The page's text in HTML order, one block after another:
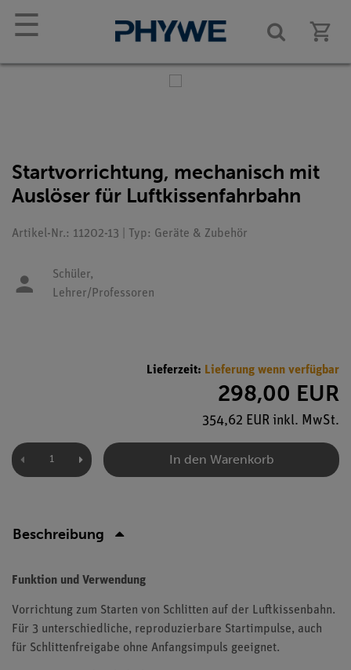
☰
Startvorrichtung, mechanisch mit
Auslöser für Luftkissenfahrbahn
Artikel-Nr.: 11202-13 | Typ: Geräte & Zubehör
Schüler,
Lehrer/Professoren
Lieferzeit: Lieferung wenn verfügbar
298,00 EUR
354,62 EUR inkl. MwSt.
In den Warenkorb
Beschreibung
Funktion und Verwendung
Vorrichtung zum Starten von Schlitten auf der Luftkissenbahn.
Für 3 unterschiedliche, reproduzierbare Startimpulse, auch
für Schlittenfreigabe ohne Anfangsimpuls geeignet.